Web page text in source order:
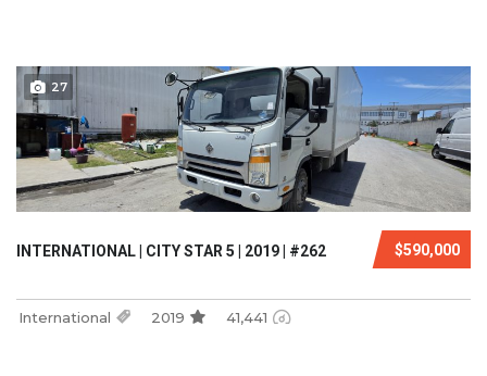
27
$590,000
INTERNATIONAL | CITY STAR 5 | 2019 | #262
International 2019 41,441